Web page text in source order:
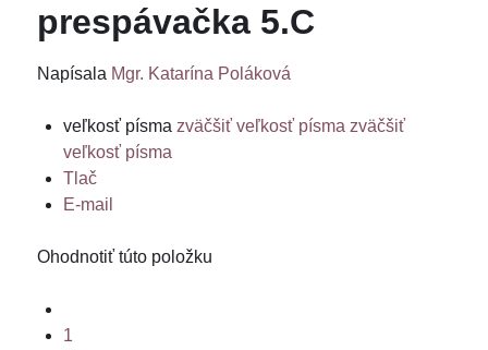
prespávačka 5.C
Napísala Mgr. Katarína Poláková
veľkosť písma zväčšiť veľkosť písma zväčšiť
veľkosť písma
Tlač
E-mail
Ohodnotiť túto položku
1